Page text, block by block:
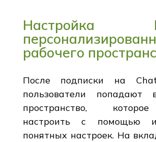
Настройка
рабочего
После подписки на
пользователи попадают
пространство,
настроить с помощью
понятных настроек. На